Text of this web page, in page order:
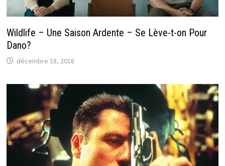
Wildlife – Une Saison Ardente – Se Lève-t-on Pour
Dano?
décembre 18, 2018